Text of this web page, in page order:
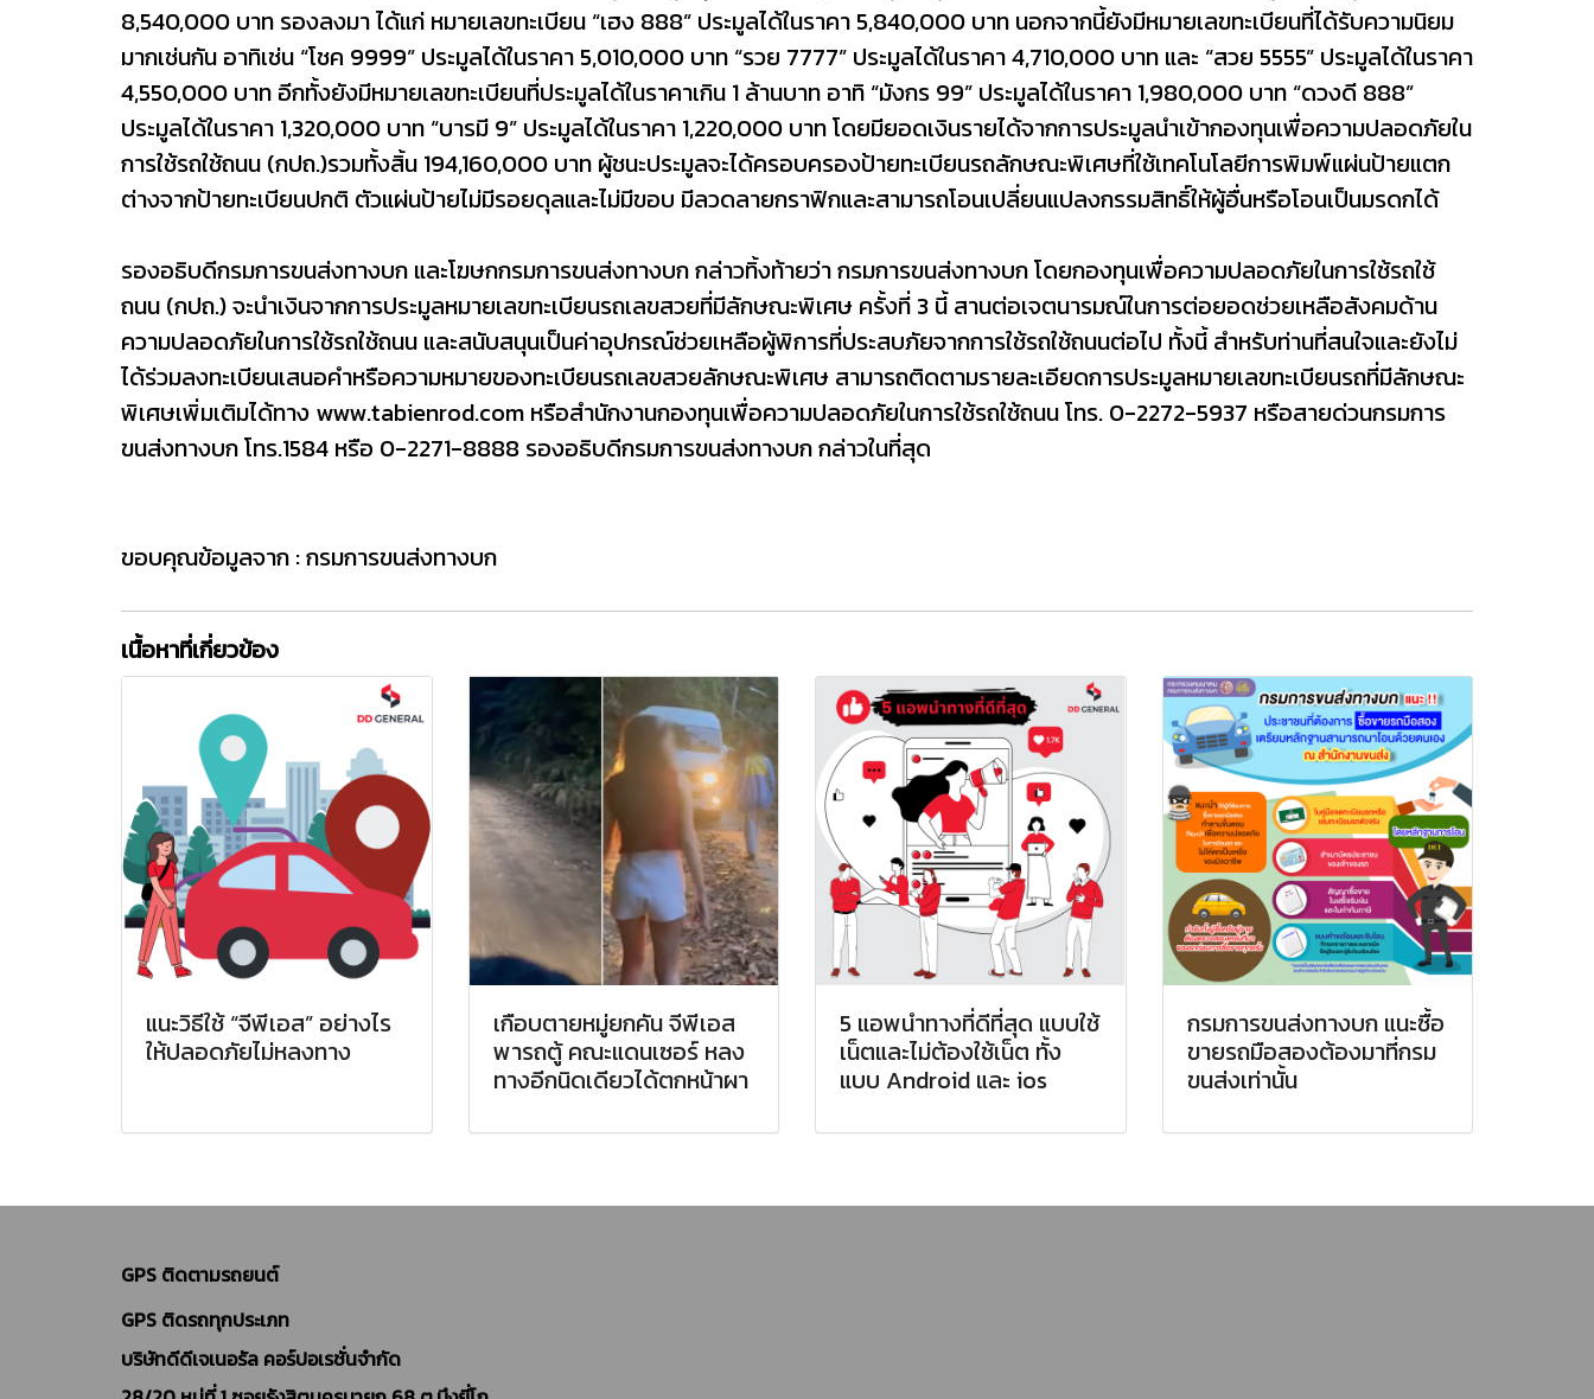
8,540,000 บาท รองลงมา ได้แก่ หมายเลขทะเบียน “เฮง 888” ประมูลได้ในราคา 5,840,000 บาท นอกจากนี้ยังมีหมายเลขทะเบียนที่ได้รับความนิยม
มากเช่นกัน อาทิเช่น “โชค 9999” ประมูลได้ในราคา 5,010,000 บาท “รวย 7777” ประมูลได้ในราคา 4,710,000 บาท และ “สวย 5555” ประมูลได้ในราคา
4,550,000 บาท อีกทั้งยังมีหมายเลขทะเบียนที่ประมูลได้ในราคาเกิน 1 ล้านบาท อาทิ “มังกร 99” ประมูลได้ในราคา 1,980,000 บาท “ดวงดี 888”
ประมูลได้ในราคา 1,320,000 บาท “บารมี 9” ประมูลได้ในราคา 1,220,000 บาท โดยมียอดเงินรายได้จากการประมูลนำเข้ากองทุนเพื่อความปลอดภัยใน
การใช้รถใช้ถนน (กปถ.)รวมทั้งสิ้น 194,160,000 บาท ผู้ชนะประมูลจะได้ครอบครองป้ายทะเบียนรถลักษณะพิเศษที่ใช้เทคโนโลยีการพิมพ์แผ่นป้ายแตก
ต่างจากป้ายทะเบียนปกติ ตัวแผ่นป้ายไม่มีรอยดุลและไม่มีขอบ มีลวดลายกราฟิกและสามารถโอนเปลี่ยนแปลงกรรมสิทธิ์ให้ผู้อื่นหรือโอนเป็นมรดกได้
รองอธิบดีกรมการขนส่งทางบก และโฆษกกรมการขนส่งทางบก กล่าวทิ้งท้ายว่า กรมการขนส่งทางบก โดยกองทุนเพื่อความปลอดภัยในการใช้รถใช้
ถนน (กปถ.) จะนำเงินจากการประมูลหมายเลขทะเบียนรถเลขสวยที่มีลักษณะพิเศษ ครั้งที่ 3 นี้ สานต่อเจตนารมณ์ในการต่อยอดช่วยเหลือสังคมด้าน
ความปลอดภัยในการใช้รถใช้ถนน และสนับสนุนเป็นค่าอุปกรณ์ช่วยเหลือผู้พิการที่ประสบภัยจากการใช้รถใช้ถนนต่อไป ทั้งนี้ สำหรับท่านที่สนใจและยังไม่
ได้ร่วมลงทะเบียนเสนอคำหรือความหมายของทะเบียนรถเลขสวยลักษณะพิเศษ สามารถติดตามรายละเอียดการประมูลหมายเลขทะเบียนรถที่มีลักษณะ
พิเศษเพิ่มเติมได้ทาง www.tabienrod.com หรือสำนักงานกองทุนเพื่อความปลอดภัยในการใช้รถใช้ถนน โทร. 0-2272-5937 หรือสายด่วนกรมการ
ขนส่งทางบก โทร.1584 หรือ 0-2271-8888 รองอธิบดีกรมการขนส่งทางบก กล่าวในที่สุด
ขอบคุณข้อมูลจาก : กรมการขนส่งทางบก
เนื้อหาที่เกี่ยวข้อง
แนะวิธีใช้ “จีพีเอส” อย่างไร
ให้ปลอดภัยไม่หลงทาง
เกือบตายหมู่ยกคัน จีพีเอส
พารถตู้ คณะแดนเซอร์ หลง
ทางอีกนิดเดียวได้ตกหน้าผา
5 แอพนำทางที่ดีที่สุด แบบใช้
เน็ตและไม่ต้องใช้เน็ต ทั้ง
แบบ Android และ ios
กรมการขนส่งทางบก แนะซื้อ
ขายรถมือสองต้องมาที่กรม
ขนส่งเท่านั้น
GPS ติดตามรถยนต์
GPS ติดรถทุกประเภท
บริษัทดีดีเจเนอรัล คอร์ปอเรชั่นจำกัด